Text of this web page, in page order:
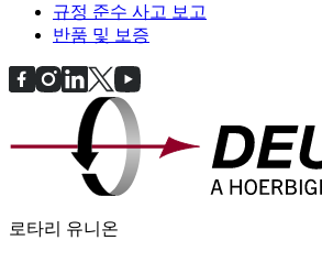
규정 준수 사고 보고
반품 및 보증
로타리 유니온